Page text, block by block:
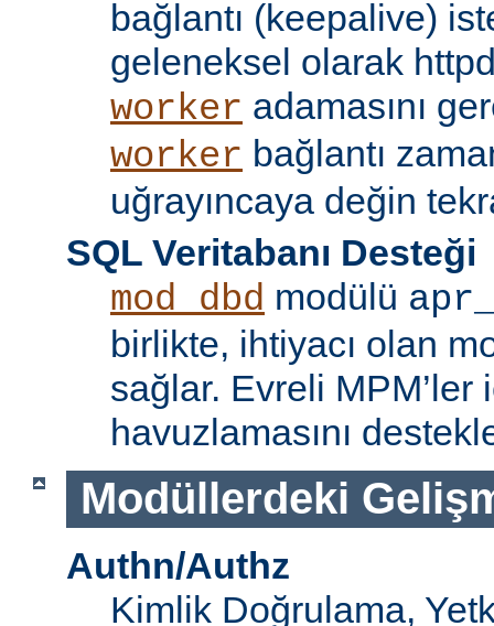
bağlantı (keepalive)
geleneksel olarak
worker adamasını
worker bağlantı
uğrayıncaya değin
SQL Veritabanı Desteği
mod_dbd modülü
birlikte, ihtiyacı olan
sağlar. Evreli MPM’ler
havuzlamasını
Modüllerdeki
Authn/Authz
Kimlik Doğrulama,